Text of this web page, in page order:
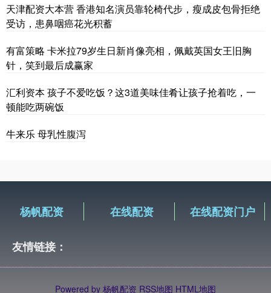
天津配资大本营 香港知名演员靠轮椅代步，瘦成皮包骨拒绝
受访，患鼻咽癌花光积蓄
有富策略 卡米拉79岁生日新肖像亮相，佩戴英国女王旧胸
针，笑到最后成赢家
汇利资本 孩子不爱吃饭？这3道美味佳肴让孩子抢着吃，一
顿能吃两碗饭
牛来乐 母乳性腹泻
杨帆配资 在线配资 在线配资门户
友情链接：
Powered by 杨帆配资 RSS地图 HTML地图